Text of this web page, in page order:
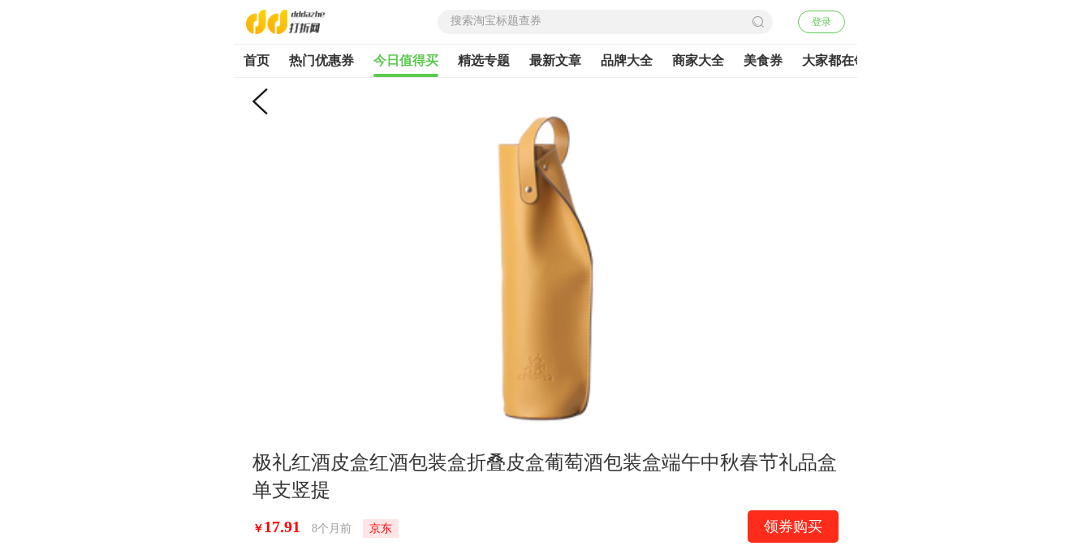
登录
首页 热门优惠券 今日值得买 精选专题 最新文章 品牌大全 商家大全 美食券 大家都在领
极礼红酒皮盒红酒包装盒折叠皮盒葡萄酒包装盒端午中秋春节礼品盒
单支竖提
￥ 17.91 8个月前 京东 领券购买